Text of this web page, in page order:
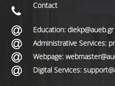
Contact
Education: diekp@aueb.gr
Administrative Services:
Webpage:
Digital Services: